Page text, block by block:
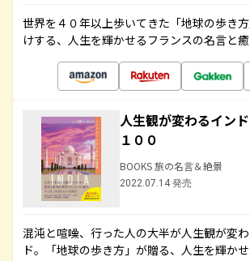
世界を４０年以上歩いてきた「地球の歩き
けする、人生を輝かせるフランスの名言と
人生観が変わるイン
１００
BOOKS 旅の名言＆絶景
2022.07.14 発売
混沌と喧噪、行った人の大半が人生観が変
ド。「地球の歩き方」が贈る、人生を輝か